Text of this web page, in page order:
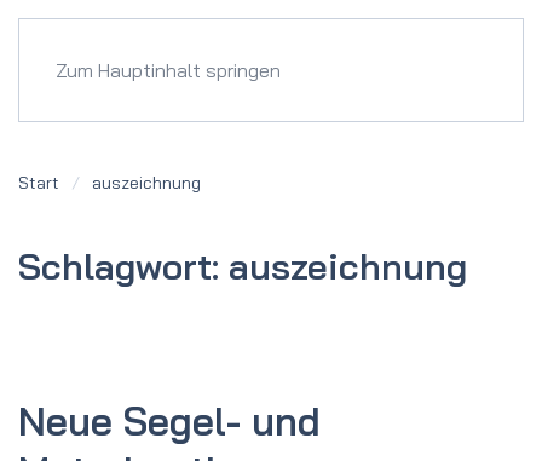
Zum Hauptinhalt springen
Start auszeichnung
Schlagwort: auszeichnung
Neue Segel- und